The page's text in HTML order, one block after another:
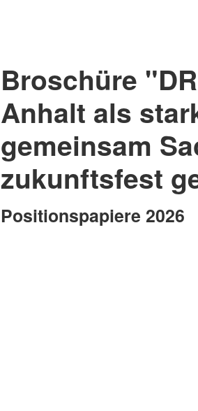
Broschüre
Anhalt als
gemeinsam
zukunftsfest
Positionspapiere 2026